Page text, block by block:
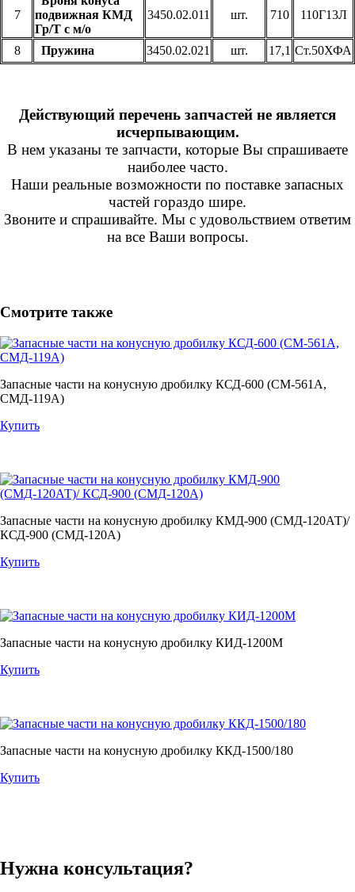
7
подвижная КМД
Гр/Т с м/о
3450.02.011 шт. 710 110Г13Л
8 Пружина 3450.02.021 шт. 17,1 Ст.50ХФА
Действующий перечень запчастей не является
исчерпывающим.
В нем указаны те запчасти, которые Вы спрашиваете
наиболее часто.
Наши реальные возможности по поставке запасных
частей гораздо шире.
Звоните и спрашивайте. Мы с удовольствием ответим
на все Ваши вопросы.
Запасные части на конусную дробилку КСД-600 (СМ-561А,
СМД-119А)
Купить
Запасные части на конусную дробилку КМД-900 (СМД-120АТ)/
КСД-900 (СМД-120А)
Купить
Запасные части на конусную дробилку КИД-1200М
Купить
Запасные части на конусную дробилку ККД-1500/180
Купить
Смотрите также
Нужна консультация?